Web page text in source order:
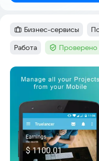
Категория :
Бизнес-сервисы
Тег:
Работа Тег :Проверено